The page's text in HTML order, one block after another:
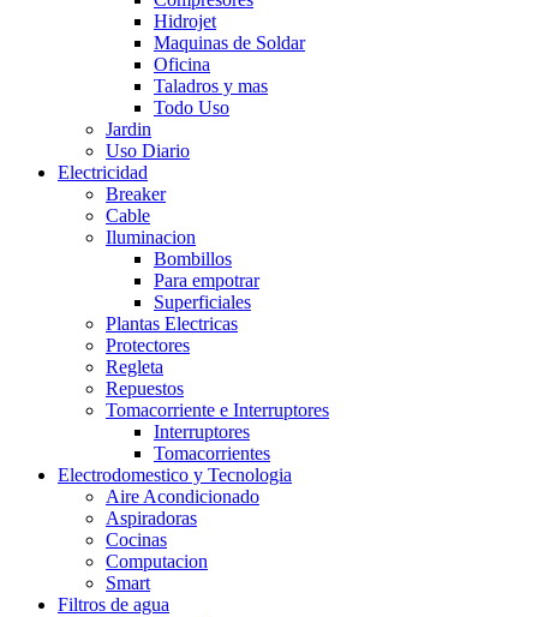
Hidrojet
Maquinas de Soldar
Oficina
Taladros y mas
Todo Uso
Jardin
Uso Diario
Electricidad
Breaker
Cable
Iluminacion
Bombillos
Para empotrar
Superficiales
Plantas Electricas
Protectores
Regleta
Repuestos
Tomacorriente e Interruptores
Interruptores
Tomacorrientes
Electrodomestico y Tecnologia
Aire Acondicionado
Aspiradoras
Cocinas
Computacion
Smart
Filtros de agua